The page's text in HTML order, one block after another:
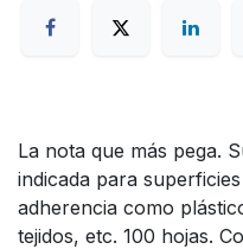
La nota que más pega.
indicada para
adherencia como
tejidos, etc. 100 hojas.